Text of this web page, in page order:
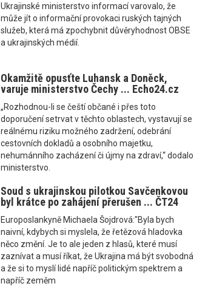
Ukrajinské ministerstvo informací varovalo, že
může jít o informační provokaci ruských tajných
služeb, která má zpochybnit důvěryhodnost OBSE
a ukrajinských médií.
Okamžitě opusťte Luhansk a Doněck,
varuje ministerstvo Čechy ... Echo24.cz
„Rozhodnou-li se čeští občané i přes toto
doporučení setrvat v těchto oblastech, vystavují se
reálnému riziku možného zadržení, odebrání
cestovních dokladů a osobního majetku,
nehumánního zacházení či újmy na zdraví,“ dodalo
ministerstvo.
Soud s ukrajinskou pilotkou Savčenkovou
byl krátce po zahájení přerušen ... ČT24
Europoslankyně Michaela Šojdrová:"Byla bych
naivní, kdybych si myslela, že řetězová hladovka
něco změní. Je to ale jeden z hlasů, které musí
zaznívat a musí říkat, že Ukrajina má být svobodná
a že si to myslí lidé napříč politickým spektrem a
napříč zeměm